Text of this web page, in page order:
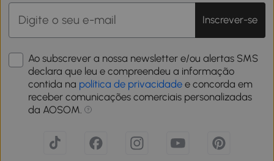
Inscrever-se
Ao subscrever a nossa newsletter e/ou alertas SMS
declara que leu e compreendeu a informação
contida na política de privacidade e concorda em
receber comunicações comerciais personalizadas
da AOSOM.